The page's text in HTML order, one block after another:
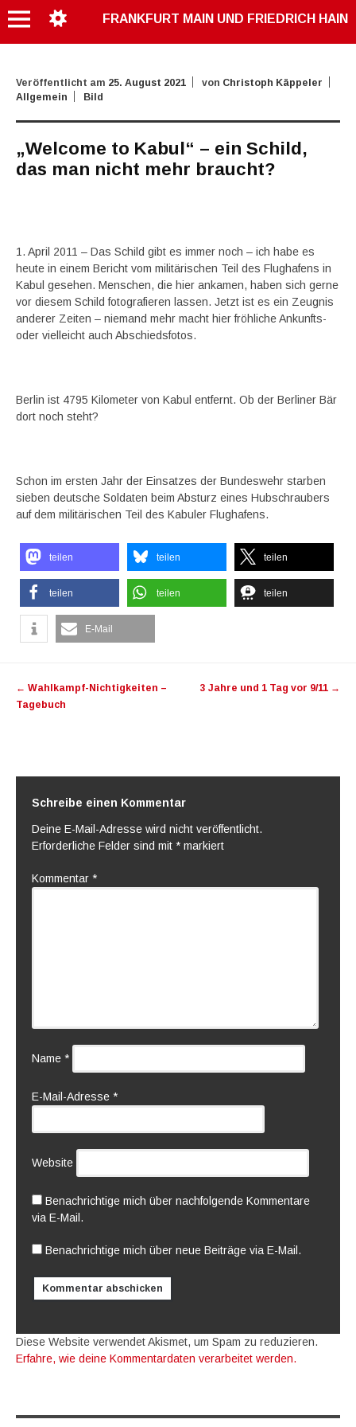
FRANKFURT MAIN UND FRIEDRICH HAIN
Veröffentlicht am 25. August 2021 von Christoph Käppeler
Allgemein
Bild
„Welcome to Kabul“ – ein Schild,
das man nicht mehr braucht?
1. April 2011 – Das Schild gibt es immer noch – ich habe es
heute in einem Bericht vom militärischen Teil des Flughafens in
Kabul gesehen. Menschen, die hier ankamen, haben sich gerne
vor diesem Schild fotografieren lassen. Jetzt ist es ein Zeugnis
anderer Zeiten – niemand mehr macht hier fröhliche Ankunfts-
oder vielleicht auch Abschiedsfotos.
Berlin ist 4795 Kilometer von Kabul entfernt. Ob der Berliner Bär
dort noch steht?
Schon im ersten Jahr der Einsatzes der Bundeswehr starben
sieben deutsche Soldaten beim Absturz eines Hubschraubers
auf dem militärischen Teil des Kabuler Flughafens.
teilen teilen teilen
teilen teilen teilen
E-Mail
← Wahlkampf-Nichtigkeiten –
Tagebuch
3 Jahre und 1 Tag vor 9/11 →
Schreibe einen Kommentar
Deine E-Mail-Adresse wird nicht veröffentlicht.
Erforderliche Felder sind mit * markiert
Kommentar *
Name *
E-Mail-Adresse *
Website
Benachrichtige mich über nachfolgende Kommentare
via E-Mail.
Benachrichtige mich über neue Beiträge via E-Mail.
Diese Website verwendet Akismet, um Spam zu reduzieren.
Erfahre, wie deine Kommentardaten verarbeitet werden.